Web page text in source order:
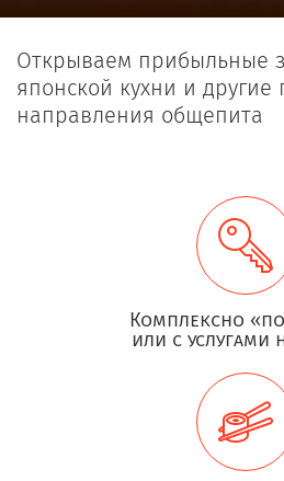
Открываем прибыльные
японской кухни и
направления общепита
Комплексно
или с услугами